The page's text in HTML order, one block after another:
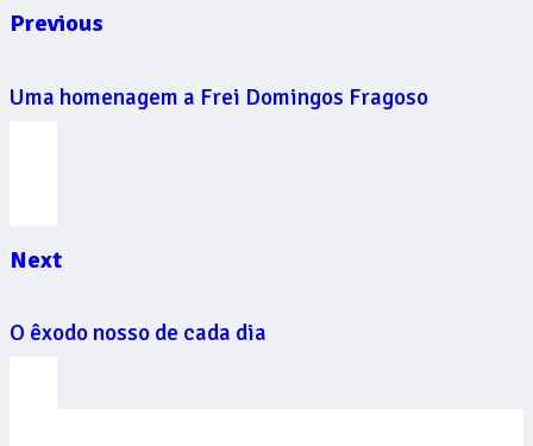
Previous
Uma homenagem a Frei Domingos Fragoso
Next
O êxodo nosso de cada dia